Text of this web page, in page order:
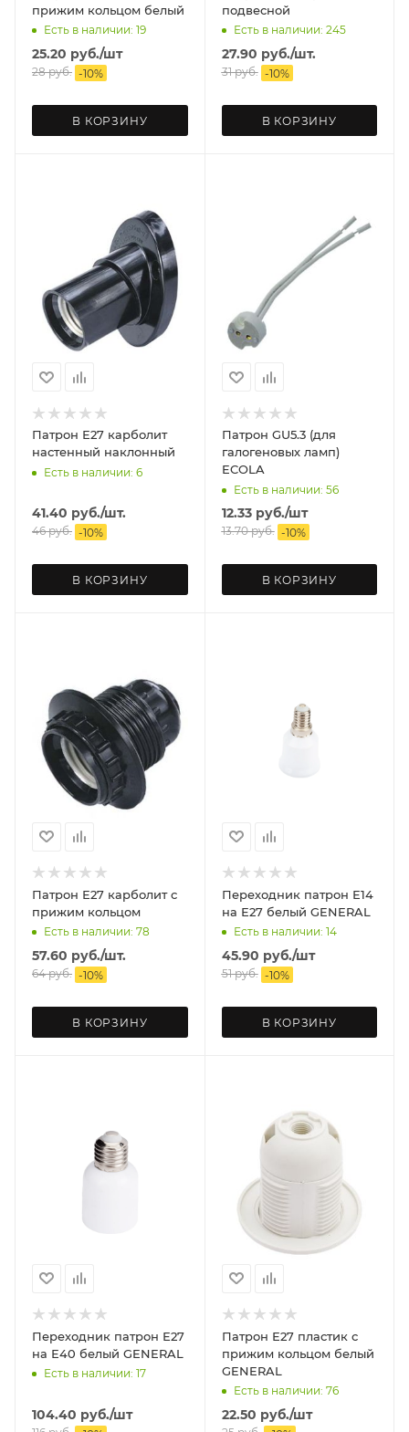
прижим кольцом белый
Есть в наличии: 19
25.20 руб./шт
28руб. -10%
В КОРЗИНУ
подвесной
Есть в наличии: 245
27.90 руб./шт.
31руб. -10%
В КОРЗИНУ
Патрон Е27 карболит
настенный наклонный
Есть в наличии: 6
41.40 руб./шт.
46руб. -10%
В КОРЗИНУ
Патрон GU5.3 (для
галогеновых ламп)
ECOLA
Есть в наличии: 56
12.33руб./шт
13.70руб. -10%
В КОРЗИНУ
Патрон Е27 карболит с
прижим кольцом
Есть в наличии: 78
57.60 руб./шт.
64руб. -10%
В КОРЗИНУ
Переходник патрон Е14
на Е27 белый GENERAL
Есть в наличии: 14
45.90 руб./шт
51руб. -10%
В КОРЗИНУ
Переходник патрон Е27
на Е40 белый GENERAL
Есть в наличии: 17
104.40 руб./шт
Патрон Е27 пластик с
прижим кольцом белый
GENERAL
Есть в наличии: 76
22.50 руб./шт